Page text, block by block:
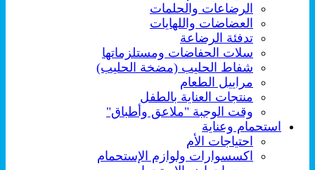
الرضاعات والحلمات
العضاضات واللهايات
تدفئة الرضاعة
سلات الحفاضات ومستلزماتها
شفاط الحليب (مضخة الحليب)
مراييل الطعام
منتجات العناية بالطفل
وقت الوجبة "ملاعق وأطباق"
استحمام وعناية
احتياجات الأم
اكسسوارات ولوازم الإستحمام